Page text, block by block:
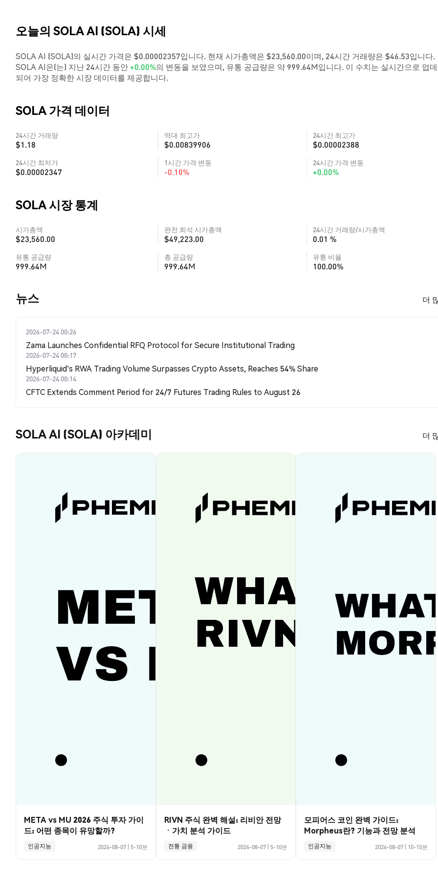
오늘의 SOLA AI (SOLA) 시세
SOLA AI (SOLA)의 실시간 가격은 $0.00002357입니다. 현재 시가총액은 $23,560.00이며, 24시간 거래량은 $46.53입니다.
SOLA AI은(는) 지난 24시간 동안+0.00%의 변동을 보였으며, 유통 공급량은 약 999.64M입니다. 이 수치는 실시간으로 업
되어 가장 정확한 시장 데이터를 제공합니다.
SOLA 가격 데이터
24시간 거래량
$1.18
역대 최고가
$0.00839906
24시간 최고가
$0.00002388
24시간 최저가
$0.00002347
1시간 가격 변동
-0.10%
24시간 가격 변동
+0.00%
SOLA 시장 통계
시가총액
$23,560.00
완전 희석 시가총액
$49,223.00
24시간 거래량/시가총액
0.01 %
유통 공급량
999.64M
총 공급량
999.64M
유통 비율
100.00%
뉴스 더
2026-07-24 00:26
Zama Launches Confidential RFQ Protocol for Secure Institutional Trading
2026-07-24 00:17
Hyperliquid's RWA Trading Volume Surpasses Crypto Assets, Reaches 54% Share
2026-07-24 00:14
CFTC Extends Comment Period for 24/7 Futures Trading Rules to August 26
SOLA AI (SOLA) 아카데미 더
META vs MU 2026 주식 투자 가이
드: 어떤 종목이 유망할까?
인공지능 2026-08-07 5-10분
RIVN 주식 완벽 해설: 리비안 전망
ㆍ가치 분석 가이드
전통 금융 2026-08-07 5-10분
모피어스 코인 완벽 가이드:
Morpheus란? 기능과 전망 분석
인공지능 2026-08-07 10-15분